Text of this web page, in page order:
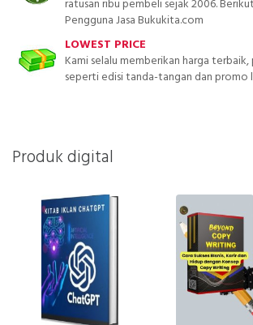
ratusan ribu pembeli sejak 2006. Berikut
Pengguna Jasa Bukukita.com
LOWEST PRICE
Kami selalu memberikan harga terbaik,
seperti edisi tanda-tangan dan promo
Produk digital